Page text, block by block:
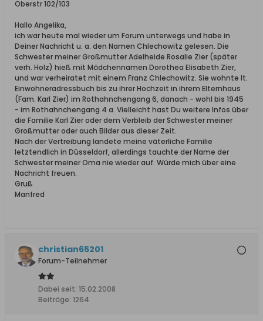
Oberstr 102/103
Hallo Angelika,
ich war heute mal wieder um Forum unterwegs und habe in
Deiner Nachricht u. a. den Namen Chlechowitz gelesen. Die
Schwester meiner Großmutter Adelheide Rosalie Zier (später
verh. Holz) hieß mit Mädchennamen Dorothea Elisabeth Zier,
und war verheiratet mit einem Franz Chlechowitz. Sie wohnte lt.
Einwohneradressbuch bis zu ihrer Hochzeit in ihrem Elternhaus
(Fam. Karl Zier) im Rothahnchengang 6, danach - wohl bis 1945
- im Rothahnchengang 4 a. Vielleicht hast Du weitere Infos über
die Familie Karl Zier oder dem Verbleib der Schwester meiner
Großmutter oder auch Bilder aus dieser Zeit.
Nach der Vertreibung landete meine väterliche Familie
letztendlich in Düsseldorf, allerdings tauchte der Name der
Schwester meiner Oma nie wieder auf. Würde mich über eine
Nachricht freuen.
Gruß
Manfred
christian65201
Forum-Teilnehmer
Dabei seit: 15.02.2008
Beiträge: 1264